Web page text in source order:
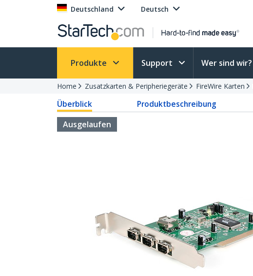
Deutschland Deutsch
Produkte Support Wer sind wir?
Home Zusatzkarten & Peripheriegeräte FireWire Karten
Überblick Produktbeschreibung
Ausgelaufen